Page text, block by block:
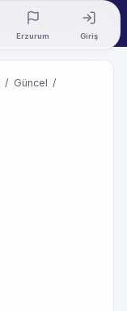
Erzurum Giriş
/ Güncel /